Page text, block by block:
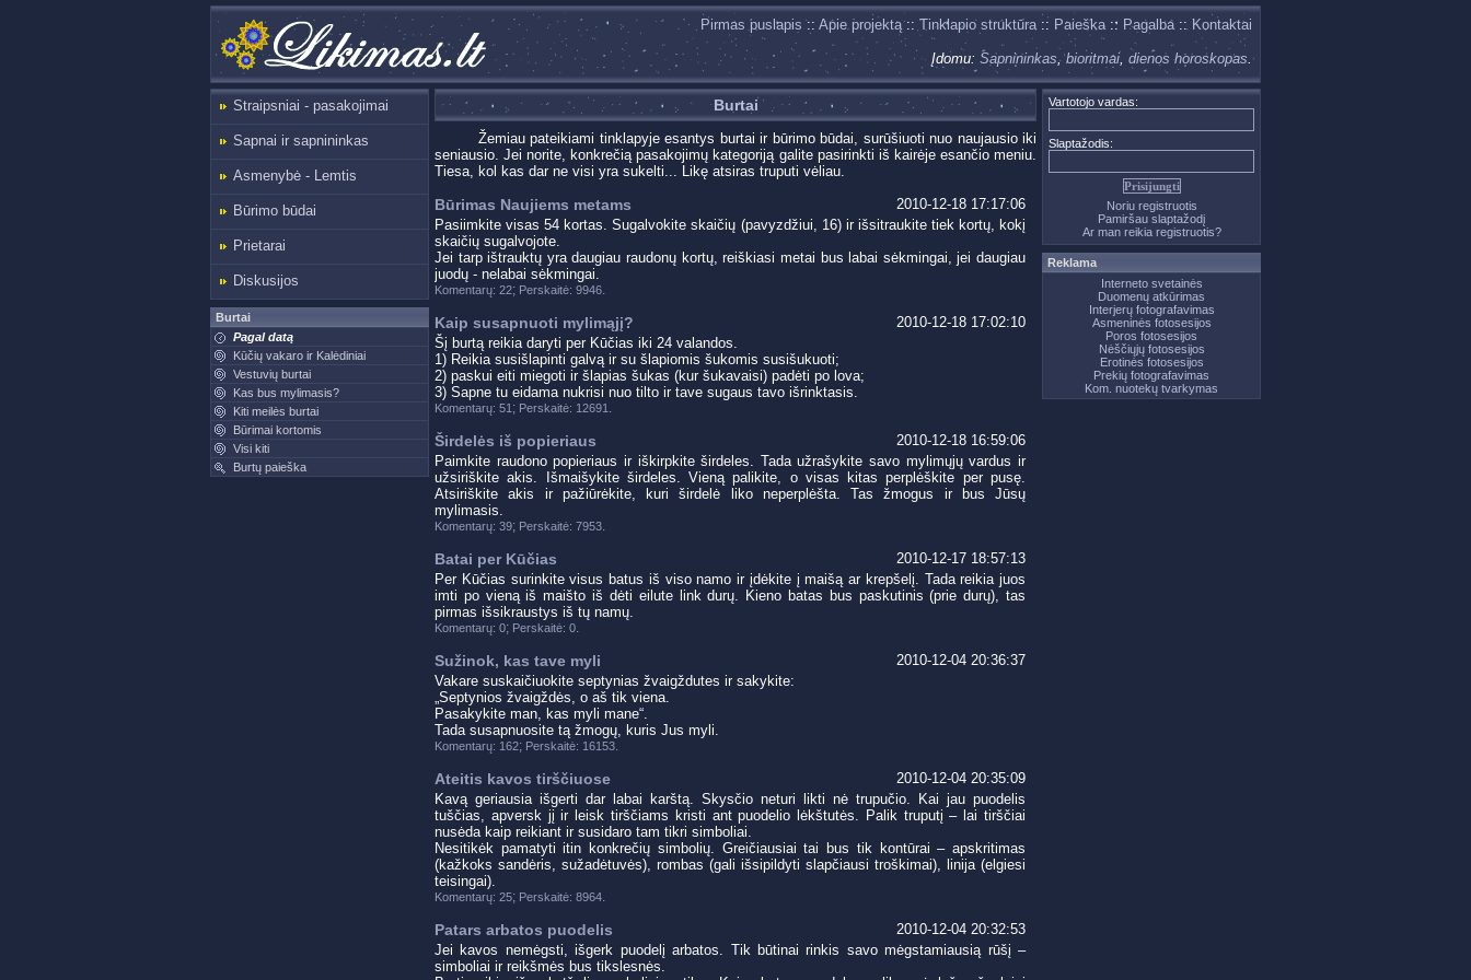
Pirmas puslapis :: Apie projektą:: Tinklapio struktūra :: Paieška :: Pagalba :: Kontaktai
Įdomu: Sapnininkas,bioritmai, dienos horoskopas.
Straipsniai - pasakojimai
Sapnai ir sapnininkas
Asmenybė - Lemtis
Būrimo būdai
Prietarai
Diskusijos
Burtai
Pagal datą
Kūčių vakaro ir Kalėdiniai
Vestuvių burtai
Kas bus mylimasis?
Kiti meilės burtai
Būrimai kortomis
Visi kiti
Burtų paieška
Burtai
Žemiau pateikiami tinklapyje esantys burtai ir būrimo būdai, surūšiuoti nuo naujausio iki
seniausio. Jei norite, konkrečią pasakojimų kategoriją galite pasirinkti iš kairėje esančio meniu.
Tiesa, kol kas dar ne visi yra sukelti... Likę atsiras truputi vėliau.
2010-12-18 17:17:06
Būrimas Naujiems metams
Pasiimkite visas 54 kortas. Sugalvokite skaičių (pavyzdžiui, 16) ir išsitraukite tiek kortų, kokį
skaičių sugalvojote.
Jei tarp ištrauktų yra daugiau raudonų kortų, reiškiasi metai bus labai sėkmingai, jei daugiau
juodų - nelabai sėkmingai.
Komentarų: 22; Perskaitė: 9946.
2010-12-18 17:02:10
Kaip susapnuoti mylimąjį?
Šį burtą reikia daryti per Kūčias iki 24 valandos.
1) Reikia susišlapinti galvą ir su šlapiomis šukomis susišukuoti;
2) paskui eiti miegoti ir šlapias šukas (kur šukavaisi) padėti po lova;
3) Sapne tu eidama nukrisi nuo tilto ir tave sugaus tavo išrinktasis.
Komentarų: 51 ; Perskaitė: 12691 .
2010-12-18 16:59:06
Širdelės iš popieriaus
Paimkite raudono popieriaus ir iškirpkite širdeles. Tada užrašykite savo mylimųjų vardus ir
užsiriškite akis. Išmaišykite širdeles. Vieną palikite, o visas kitas perplėškite per pusę.
Atsiriškite akis ir pažiūrėkite, kuri širdelė liko neperplėšta. Tas žmogus ir bus Jūsų
mylimasis.
Komentarų: 39; Perskaitė: 7953.
2010-12-17 18:57:13
Batai per Kūčias
Per Kūčias surinkite visus batus iš viso namo ir įdėkite į maišą ar krepšelį. Tada reikia juos
imti po vieną iš maišto iš dėti eilute link durų. Kieno batas bus paskutinis (prie durų), tas
pirmas išsikraustys iš tų namų.
Komentarų: 0; Perskaitė: 0.
2010-12-04 20:36:37
Sužinok, kas tave myli
Vakare suskaičiuokite septynias žvaigždutes ir sakykite:
„Septynios žvaigždės, o aš tik viena.
Pasakykite man, kas myli mane“.
Tada susapnuosite tą žmogų, kuris Jus myli.
Komentarų: 162; Perskaitė: 16153.
2010-12-04 20:35:09
Ateitis kavos tirščiuose
Kavą geriausia išgerti dar labai karštą. Skysčio neturi likti nė trupučio. Kai jau puodelis
tuščias, apversk jį ir leisk tirščiams kristi ant puodelio lėkštutės. Palik truputį – lai tirščiai
nusėda kaip reikiant ir susidaro tam tikri simboliai.
Nesitikėk pamatyti itin konkrečių simbolių. Greičiausiai tai bus tik kontūrai – apskritimas
(kažkoks sandėris, sužadėtuvės), rombas (gali išsipildyti slapčiausi troškimai), linija (elgiesi
teisingai).
Komentarų: 25; Perskaitė: 8964.
2010-12-04 20:32:53
Patars arbatos puodelis
Jei kavos nemėgsti, išgerk puodelį arbatos. Tik būtinai rinkis savo mėgstamiausią rūšį –
simboliai ir reikšmės bus tikslesnės.
Vartotojo vardas:
Slaptažodis:
Noriu registruotis
Pamiršau slaptažodį
Ar man reikia registruotis?
Reklama
Interneto svetainės
Duomenų atkūrimas
Interjerų fotografavimas
Asmeninės fotosesijos
Poros fotosesijos
Nėščiųjų fotosesijos
Erotinės fotosesijos
Prekių fotografavimas
Kom. nuotekų tvarkymas